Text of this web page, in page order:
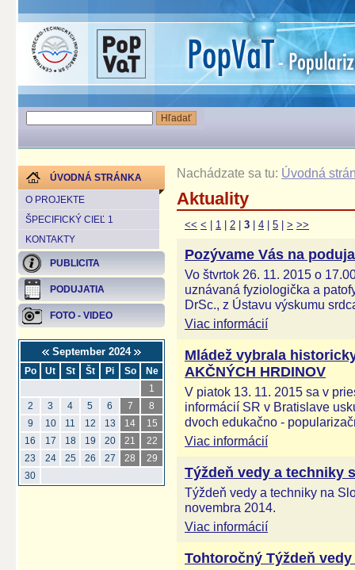
ÚVODNÁ STRÁNKA
O PROJEKTE
ŠPECIFICKÝ CIEĽ 1
KONTAKTY
PUBLICITA
PODUJATIA
FOTO - VIDEO
September 2024
Po Ut St Št Pi So
Ne
1
2
3 4 5 6 7
8
9
10 11 12 13 14
15
16
17 18 19 20 21
22
23
24 25 26 27 28
29
30
Nachádzate sa tu: Úvodná
Aktuality
<< < 1 2 3 4 5 > >>
Pozývame Vás na
Vo štvrtok 26. 11. 2015 o
uznávaná fyziologička a
DrSc., z Ústavu výskumu
Viac informácií
Mládež vybrala
AKČNÝCH HRDINOV
V piatok 13. 11. 2015 sa v
informácií SR v Bratislave
dvoch edukačno -
Viac informácií
Týždeň vedy a techniky
Týždeň vedy a techniky na
novembra 2014.
Viac informácií
Tohtoročný Týždeň